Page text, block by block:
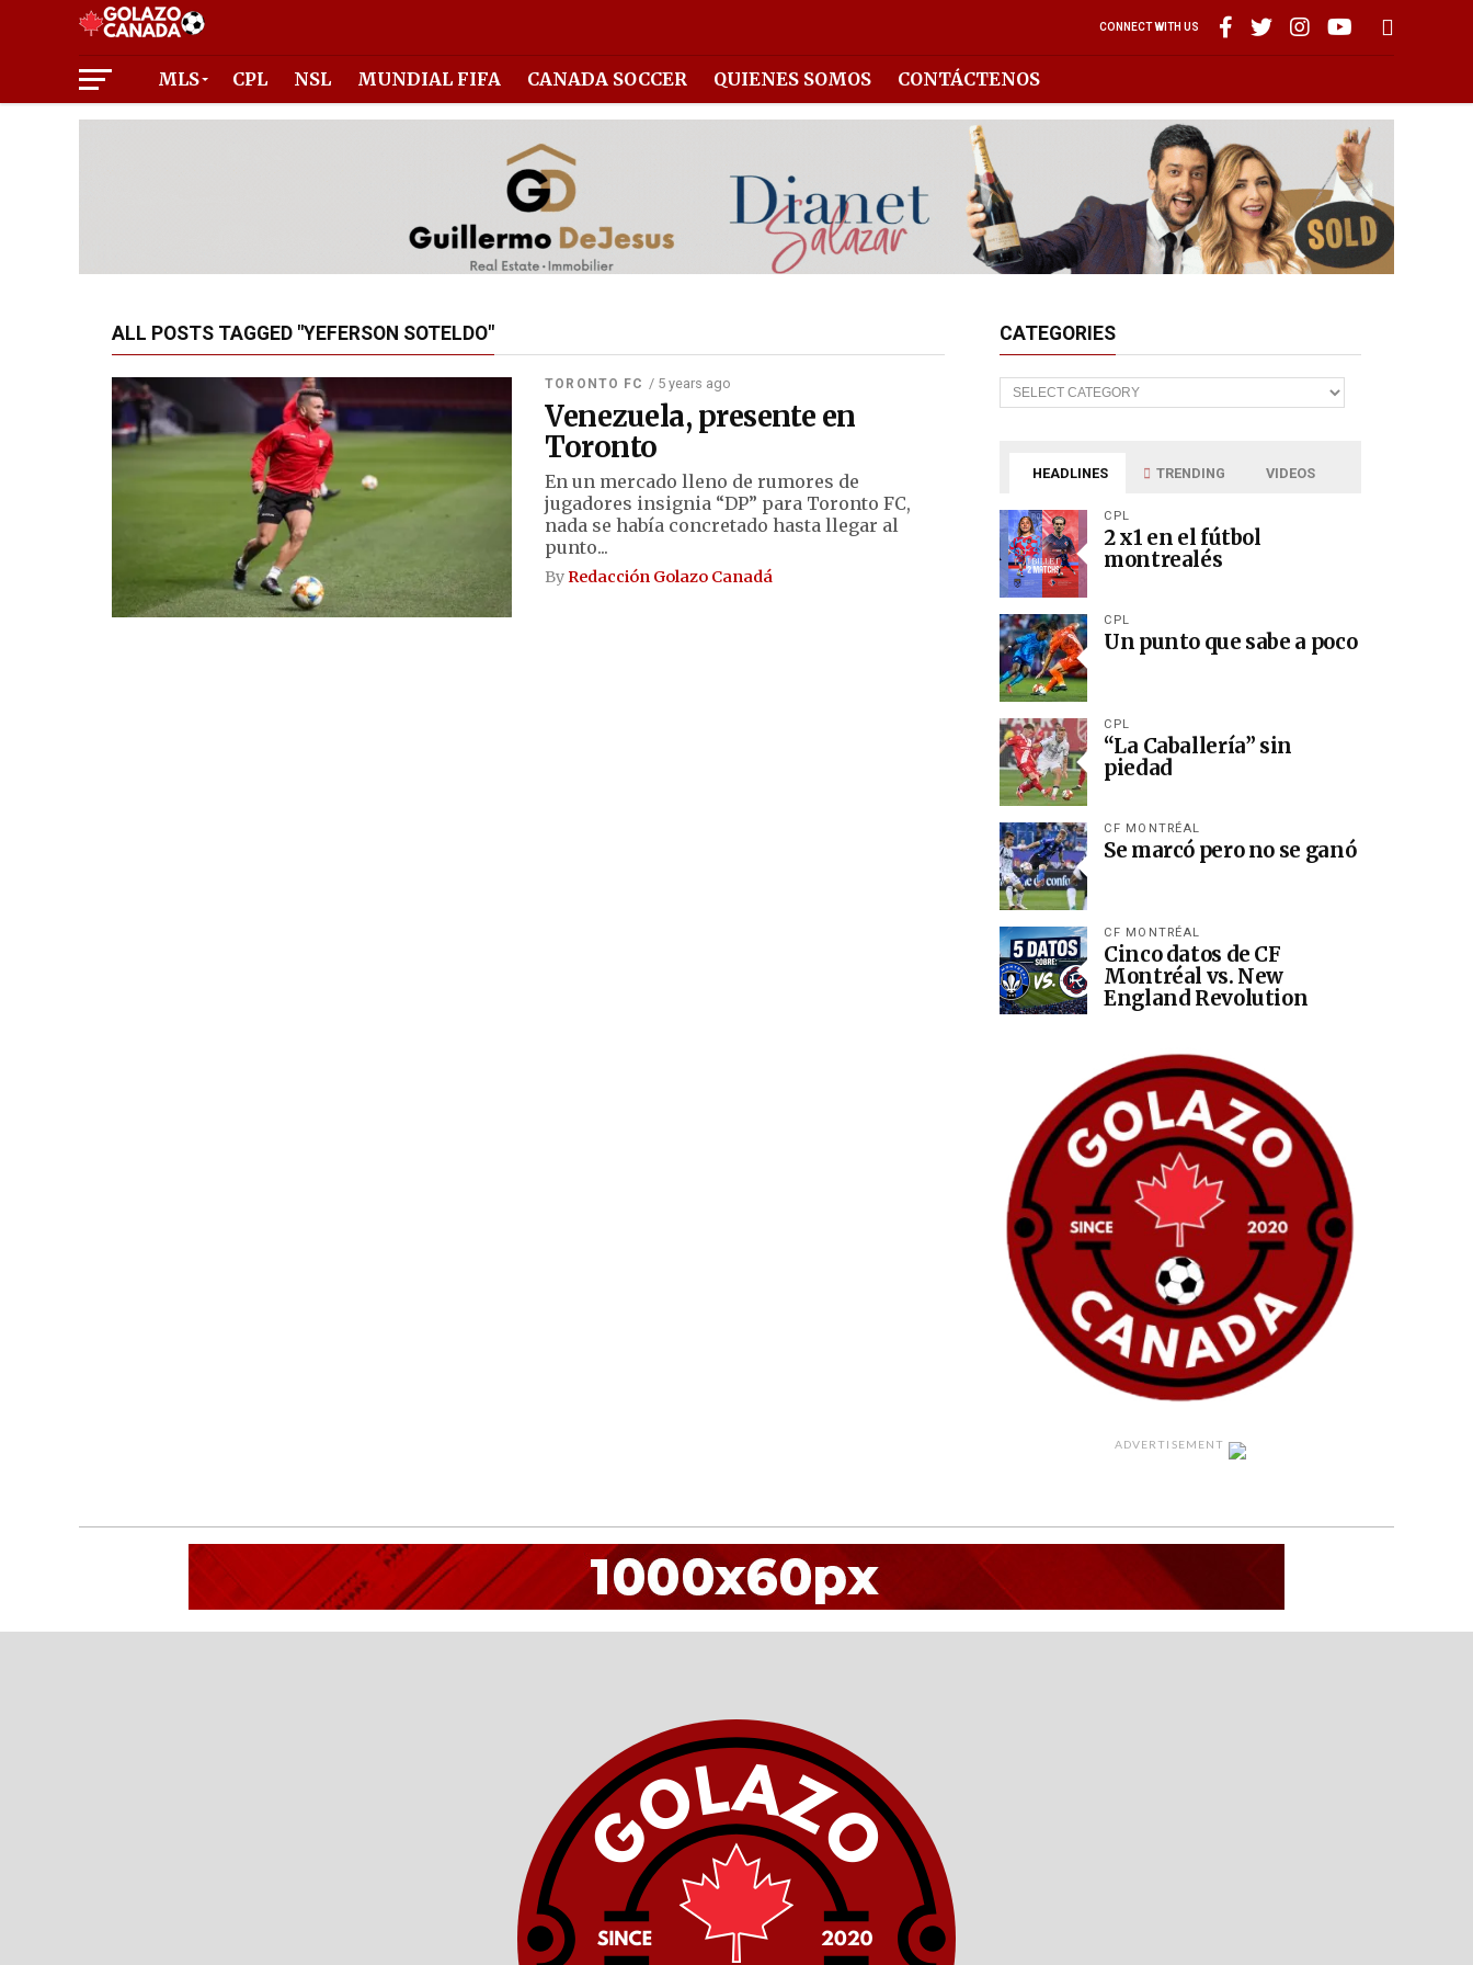
CONNECT WITH US
MLS CPL NSL MUNDIAL FIFA CANADA SOCCER QUIENES SOMOS CONTÁCTENOS
ALL POSTS TAGGED "YEFERSON SOTELDO"
TORONTO FC / 5 years ago
Venezuela, presente en
Toronto
En un mercado lleno de rumores de
jugadores insignia “DP” para Toronto FC,
nada se había concretado hasta llegar al
punto...
ByRedacción Golazo Canadá
CATEGORIES
Categories
HEADLINES TRENDING VIDEOS
CPL
2 x1 en el fútbol
montrealés
CPL
Un punto que sabe a poco
CPL
“La Caballería” sin
piedad
CF MONTRÉAL
Se marcó pero no se ganó
CF MONTRÉAL
Cinco datos de CF
Montréal vs. New
England Revolution
ADVERTISEMENT